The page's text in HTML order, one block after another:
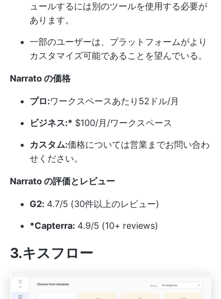
ュールするには別のツールを使用する必要が
あります。
一部のユーザーは、プラットフォームがより
カスタマイズ可能であることを望んでいる。
Narrato の価格
プロ:ワークスペースあたり52ドル/月
ビジネス:* $100/月/ワークスペース
カスタム:価格については営業までお問い合わ
せください。
Narrato の評価とレビュー
G2: 4.7/5 (30件以上のレビュー)
*Capterra: 4.9/5 (10+ reviews)
3.キスフロー